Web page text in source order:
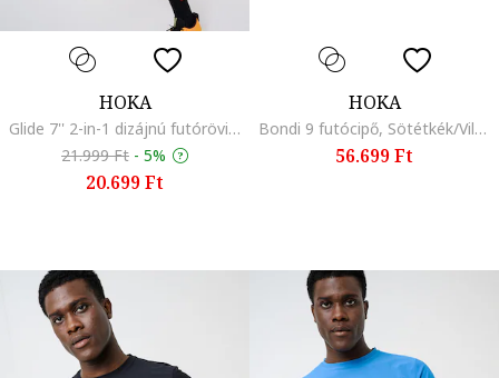
HOKA
Glide 7'' 2-in-1 dizájnú futórövidnadrág, Fekete
21.999 Ft - 5%
20.699 Ft
HOKA
Bondi 9 futócipő, Sötétkék/Világosbarna/Homokbarna
56.699 Ft